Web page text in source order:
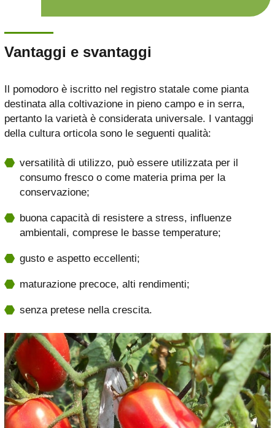
Vantaggi e svantaggi
Il pomodoro è iscritto nel registro statale come pianta
destinata alla coltivazione in pieno campo e in serra,
pertanto la varietà è considerata universale. I vantaggi
della cultura orticola sono le seguenti qualità:
versatilità di utilizzo, può essere utilizzata per il
consumo fresco o come materia prima per la
conservazione;
buona capacità di resistere a stress, influenze
ambientali, comprese le basse temperature;
gusto e aspetto eccellenti;
maturazione precoce, alti rendimenti;
senza pretese nella crescita.